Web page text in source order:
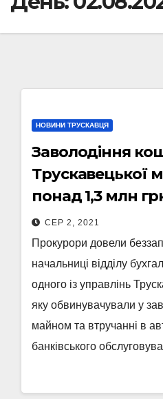
НОВИНИ ТРУСКАВЦЯ
Заволодіння
Трускавецької
понад 1,3 млн
СЕР 2, 2021
Прокурори довели
начальниці відділу
одного із управлінь
яку обвинувачували у
майном та втручанні в
банківського